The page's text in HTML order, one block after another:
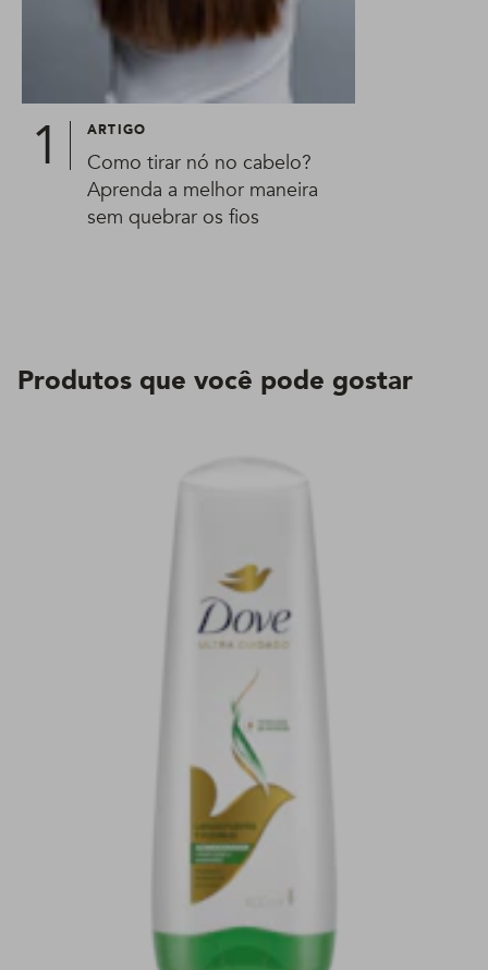
ARTIGO
Como tirar nó no cabelo?
Aprenda a melhor maneira
sem quebrar os fios
Produtos que você pode gostar